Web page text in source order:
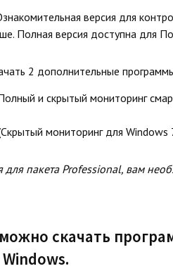
версия для
Полная версия доступна для
2 дополнительные
и скрытый мониторинг
мониторинг для Windows
для пакета Professional, вам
скачать